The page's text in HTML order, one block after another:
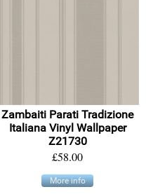
Zambaiti Parati Tradizione
Italiana Vinyl Wallpaper
Z21730
£58.00
More info